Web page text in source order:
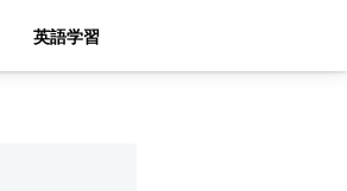
英語学習